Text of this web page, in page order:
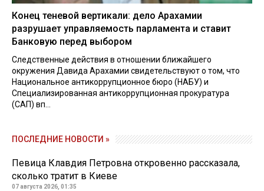
Конец теневой вертикали: дело Арахамии
разрушает управляемость парламента и ставит
Банковую перед выбором
Следственные действия в отношении ближайшего
окружения Давида Арахамии свидетельствуют о том, что
Национальное антикоррупционное бюро (НАБУ) и
Специализированная антикоррупционная прокуратура
(САП) вп...
ПОСЛЕДНИЕ НОВОСТИ »
Певица Клавдия Петровна откровенно рассказала,
сколько тратит в Киеве
07 августа 2026, 01:35